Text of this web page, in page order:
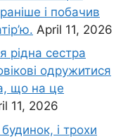
і побачив
April 11, 2026
рідна сестра
одружитися
що на це
11, 2026
і трохи